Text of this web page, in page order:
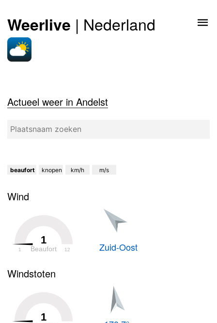
Weerlive | Nederland
Actueel weer in Andelst
beaufort knopen km/h m/s
Wind
1
Beaufort
1 12 Zuid-Oost
Windstoten
1